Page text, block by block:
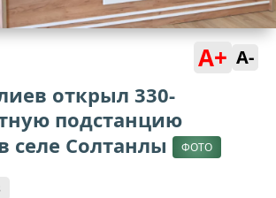
A+ A-
открыл 330-
подстанцию
селе Солтанлы
ФОТО